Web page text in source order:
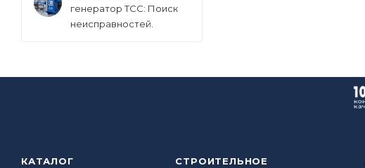
генератор ТСС: Поиск
неисправностей.
КАТАЛОГ
СТРОИТЕЛЬНОЕ